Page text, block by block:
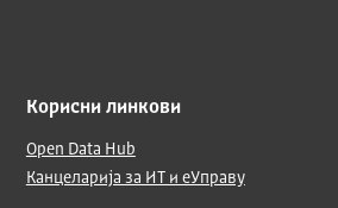
Корисни линкови
Open Data Hub
Канцеларија за ИТ и еУправу